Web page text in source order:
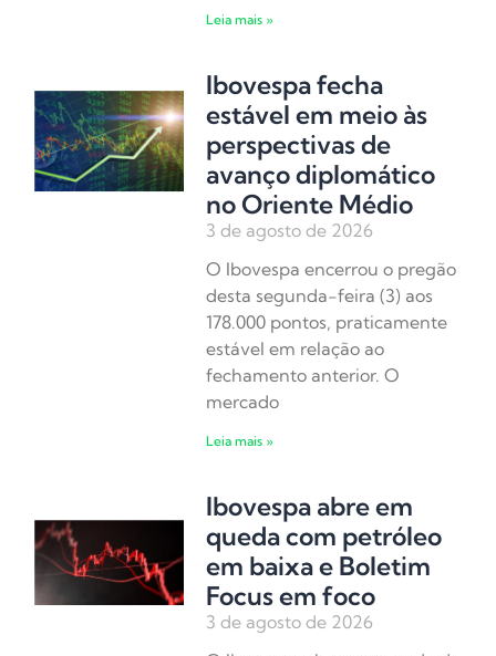
Leia mais »
Ibovespa fecha
estável em meio às
perspectivas de
avanço diplomático
no Oriente Médio
3 de agosto de 2026
O Ibovespa encerrou o pregão
desta segunda-feira (3) aos
178.000 pontos, praticamente
estável em relação ao
fechamento anterior. O
mercado
Leia mais »
Ibovespa abre em
queda com petróleo
em baixa e Boletim
Focus em foco
3 de agosto de 2026